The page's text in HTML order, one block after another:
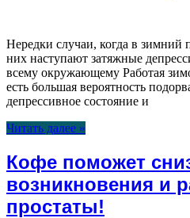
Нередки случаи, когда в
них наступают затяжные
всему окружающему Работая
есть большая вероятность
депрессивное состояние и
Читать далее »
Кофе поможет
возникновения и
простаты!